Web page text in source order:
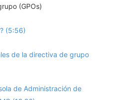
(GPOs)
(5:56)
de la directiva de grupo
de Administración de